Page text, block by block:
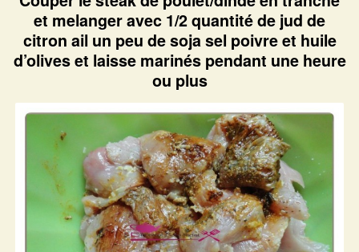
et melanger avec 1/2 quantité de jud de
citron ail un peu de soja sel poivre et huile
d’olives et laisse marinés pendant une heure
ou plus